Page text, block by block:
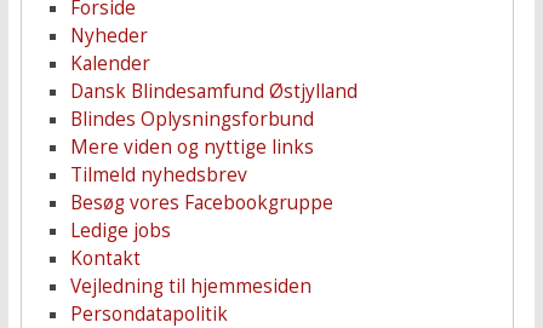
Forside
Nyheder
Kalender
Dansk Blindesamfund Østjylland
Blindes Oplysningsforbund
Mere viden og nyttige links
Tilmeld nyhedsbrev
Besøg vores Facebookgruppe
Ledige jobs
Kontakt
Vejledning til hjemmesiden
Persondatapolitik